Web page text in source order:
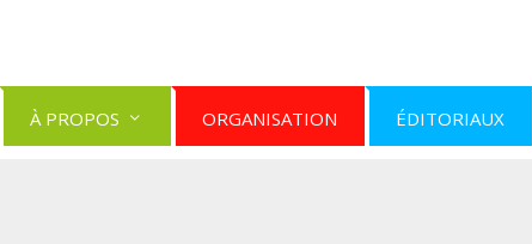
À PROPOS ORGANISATION ÉDITORIAUX